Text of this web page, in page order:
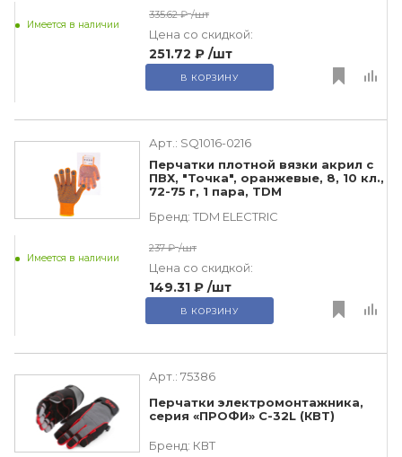
Имеется в наличии
335.62 ₽ /шт
Цена со скидкой:
251.72 ₽ /шт
В КОРЗИНУ
Арт.: SQ1016-0216
Перчатки плотной вязки акрил с
ПВХ, "Точка", оранжевые, 8, 10 кл.,
72-75 г, 1 пара, TDM
Бренд: TDM ЕLECTRIC
Имеется в наличии
237 ₽ /шт
Цена со скидкой:
149.31 ₽ /шт
В КОРЗИНУ
Арт.: 75386
Перчатки электромонтажника,
серия «ПРОФИ» С-32L (КВТ)
Бренд: КВТ